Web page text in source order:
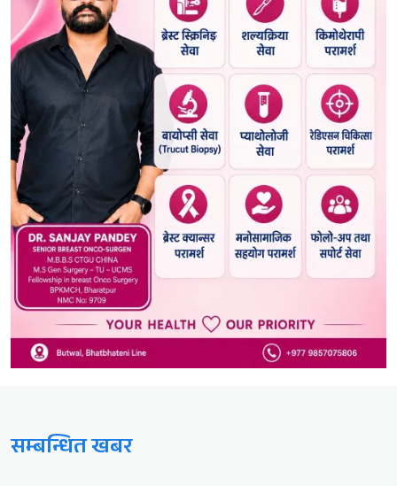
सम्बन्धित खबर